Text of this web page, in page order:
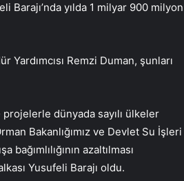
yılda 1 milyar 900 milyon
Remzi Duman, şunları
projelerle dünyada sayılı ülkeler
Bakanlığımız ve Devlet Su İşleri
azaltılması
Yusufeli Barajı oldu.